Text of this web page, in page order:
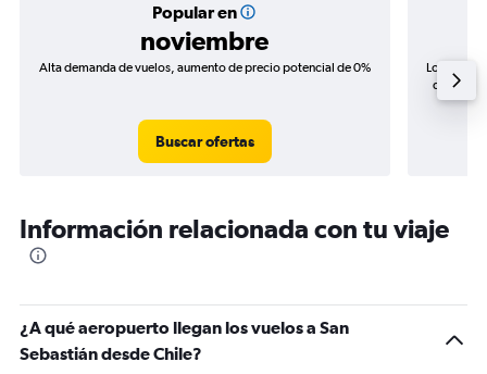
Popular en
noviembre
Alta demanda de vuelos, aumento de precio potencial de 0%
Buscar ofertas
Los
de
Información relacionada con tu viaje
¿A qué aeropuerto llegan los vuelos a San
Sebastián desde Chile?